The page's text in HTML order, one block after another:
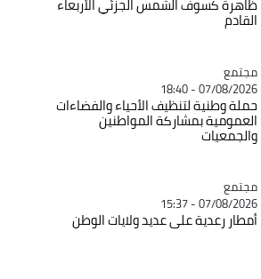
ظاهرة كسوف الشمس الجزئي الأربعاء
القادم
Catégorie
مجتمع
07/08/2026 - 18:40
حملة وطنية لتنظيف الأحياء والفضاءات
العمومية بمشاركة المواطنين
والجمعيات
Catégorie
مجتمع
07/08/2026 - 15:37
أمطار رعدية على عديد ولايات الوطن